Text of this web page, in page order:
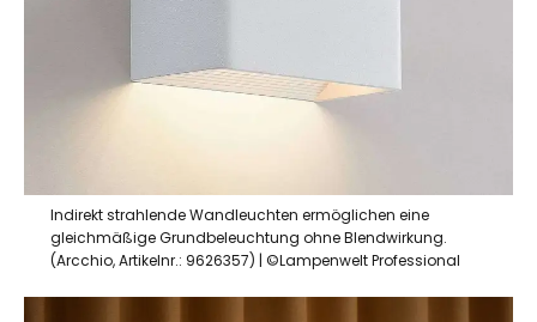
Indirekt strahlende Wandleuchten ermöglichen eine
gleichmäßige Grundbeleuchtung ohne Blendwirkung.
(Arcchio, Artikelnr.: 9626357) | ©Lampenwelt Professional